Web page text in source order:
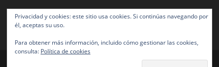
Privacidad y cookies: este sitio usa cookies. Si continúas navegando por
él, aceptas su uso.
Para obtener más información, incluido cómo gestionar las cookies,
consulta: Política de cookies